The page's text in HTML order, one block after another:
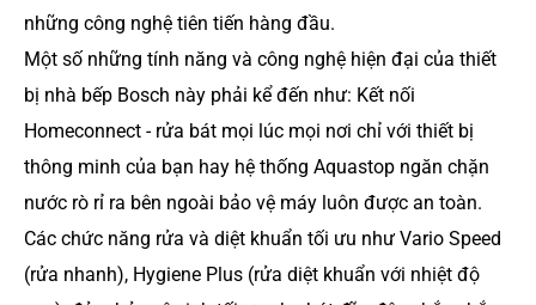
những công nghệ tiên tiến hàng đầu.
Một số những tính năng và công nghệ hiện đại của thiết
bị nhà bếp Bosch này phải kể đến như: Kết nối
Homeconnect - rửa bát mọi lúc mọi nơi chỉ với thiết bị
thông minh của bạn hay hệ thống Aquastop ngăn chặn
nước rò rỉ ra bên ngoài bảo vệ máy luôn được an toàn.
Các chức năng rửa và diệt khuẩn tối ưu như Vario Speed ​
(rửa nhanh)​, Hygiene Plus (rửa diệt khuẩn với nhiệt độ